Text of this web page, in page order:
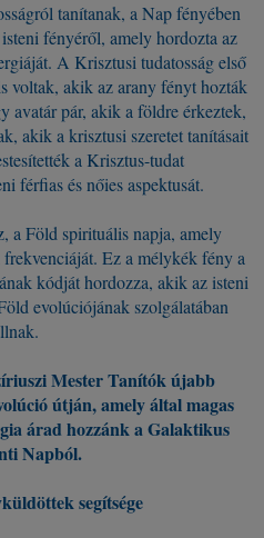
tanítanak, a Nap fényében
fényéről, amely hordozta az
A Krisztusi tudatosság első
voltak, akik az arany fényt hozták
avatár pár, akik a földre érkeztek,
akik a krisztusi szeretet tanításait
a Krisztus-tudat
férfias és nőies aspektusát.
a Föld spirituális napja, amely
Ez a mélykék fény a
kódját hordozza, akik az isteni
evolúciójának szolgálatában
Mester Tanítók újabb
útján, amely által magas
árad hozzánk a Galaktikus
Napból.
segítsége